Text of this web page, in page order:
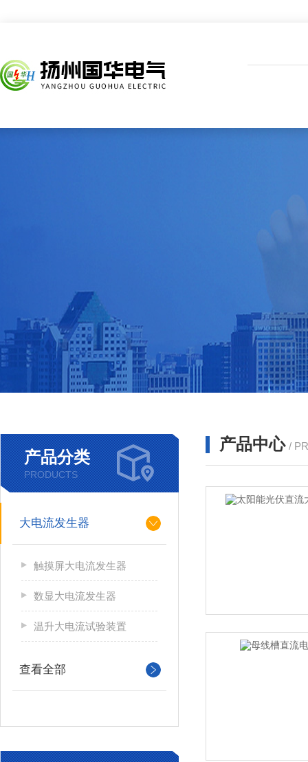
产品分类
PRODUCTS
大电流发生器
触摸屏大电流发生器
数显大电流发生器
温升大电流试验装置
查看全部
产品中心 /